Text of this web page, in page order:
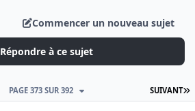
Commencer un nouveau sujet
Répondre à ce sujet
SUIVANT
PAGE 373 SUR 392